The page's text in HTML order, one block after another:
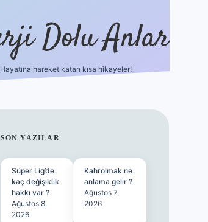
Dolu Anlar
Hayatına hareket katan kısa hikayeler!
SIDEBAR
SON YAZILAR
Süper Lig’de
kaç değişiklik
hakkı var ?
Ağustos 8,
2026
Kahrolmak ne
anlama gelir ?
Ağustos 7,
2026
betexper güncel giriş